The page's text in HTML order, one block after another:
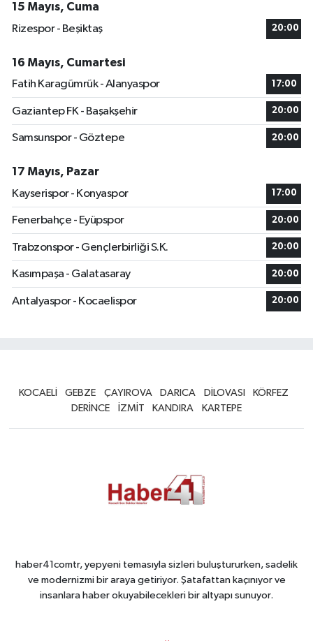
15 Mayıs, Cuma
Rizespor - Beşiktaş
20:00
16 Mayıs, Cumartesi
Fatih Karagümrük - Alanyaspor
17:00
Gaziantep FK - Başakşehir 20:00
Samsunspor - Göztepe 20:00
17 Mayıs, Pazar
Kayserispor - Konyaspor
17:00
Fenerbahçe - Eyüpspor 20:00
Trabzonspor - Gençlerbirliği S.K. 20:00
Kasımpaşa - Galatasaray 20:00
Antalyaspor - Kocaelispor 20:00
KOCAELİ GEBZE ÇAYIROVA DARICA DİLOVASI
KÖRFEZ
DERİNCE
İZMİT KANDIRA KARTEPE
haber41comtr, yepyeni temasıyla sizleri buluştururken, sadelik
ve modernizmi bir araya getiriyor. Şatafattan kaçınıyor ve
insanlara haber okuyabilecekleri bir altyapı sunuyor.